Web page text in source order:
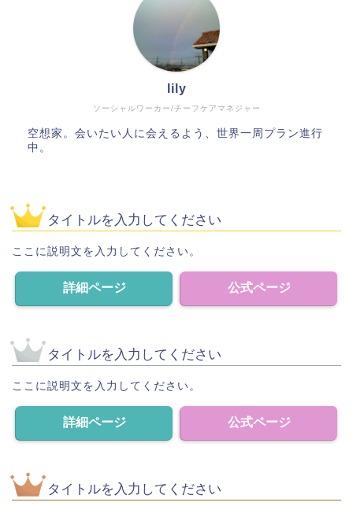
ソーシャルワーカー/チーフケアマネジャー
lily
空想家。会いたい人に会えるよう、世界一周プラン進行
中。
タイトルを入力してください
ここに説明文を入力してください。
詳細ページ 公式ページ
タイトルを入力してください
ここに説明文を入力してください。
詳細ページ 公式ページ
タイトルを入力してください